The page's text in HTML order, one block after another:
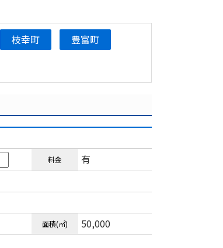
枝幸町
豊富町
料金 有
面積(㎡) 50,000